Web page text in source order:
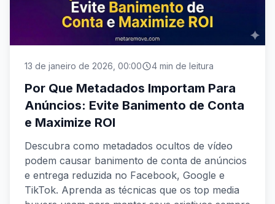
13 de janeiro de 2026, 00:00 4 min de leitura
Por Que Metadados Importam Para
Anúncios: Evite Banimento de Conta
e Maximize ROI
Descubra como metadados ocultos de vídeo
podem causar banimento de conta de anúncios
e entrega reduzida no Facebook, Google e
TikTok. Aprenda as técnicas que os top media